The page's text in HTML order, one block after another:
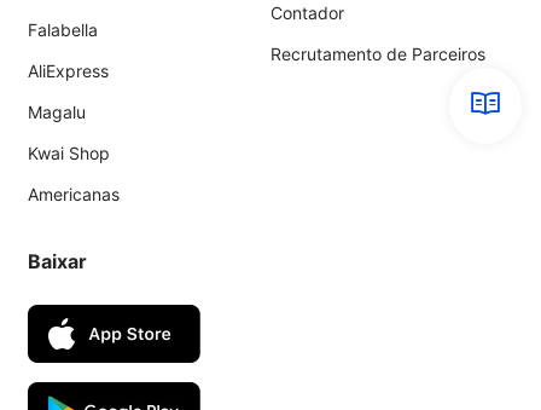
Falabella
AliExpress
Magalu
Kwai Shop
Americanas
Contador
Recrutamento de Parceiros
Baixar